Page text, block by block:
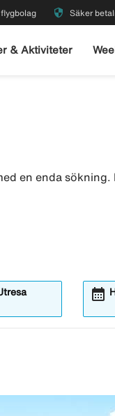
security Säker
& Aktiviteter
en enda
calendar_month